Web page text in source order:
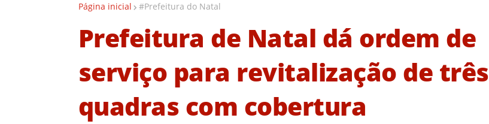
Página inicial #Prefeitura do Natal
Prefeitura de Natal dá ordem de
serviço para revitalização de três
quadras com cobertura